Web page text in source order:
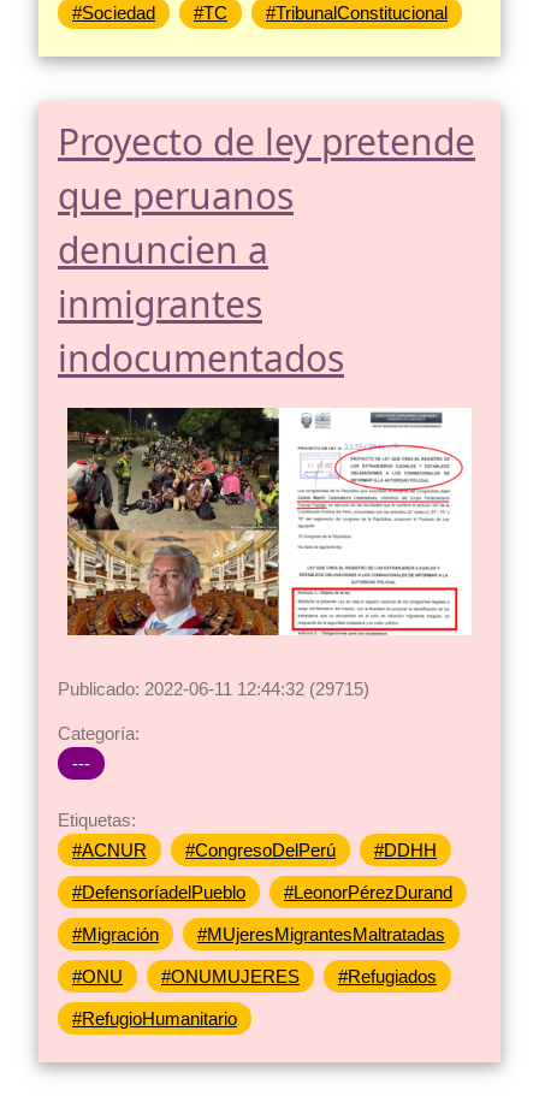
#Sociedad #TC #TribunalConstitucional
Proyecto de ley pretende
que peruanos
denuncien a
inmigrantes
indocumentados
Publicado: 2022-06-11 12:44:32 (29715)
Categoría:
---
Etiquetas:
#ACNUR
#CongresoDelPerú #DDHH
#DefensoríadelPueblo #LeonorPérezDurand
#Migración #MUjeresMigrantesMaltratadas
#ONU #ONUMUJERES #Refugiados
#RefugioHumanitario